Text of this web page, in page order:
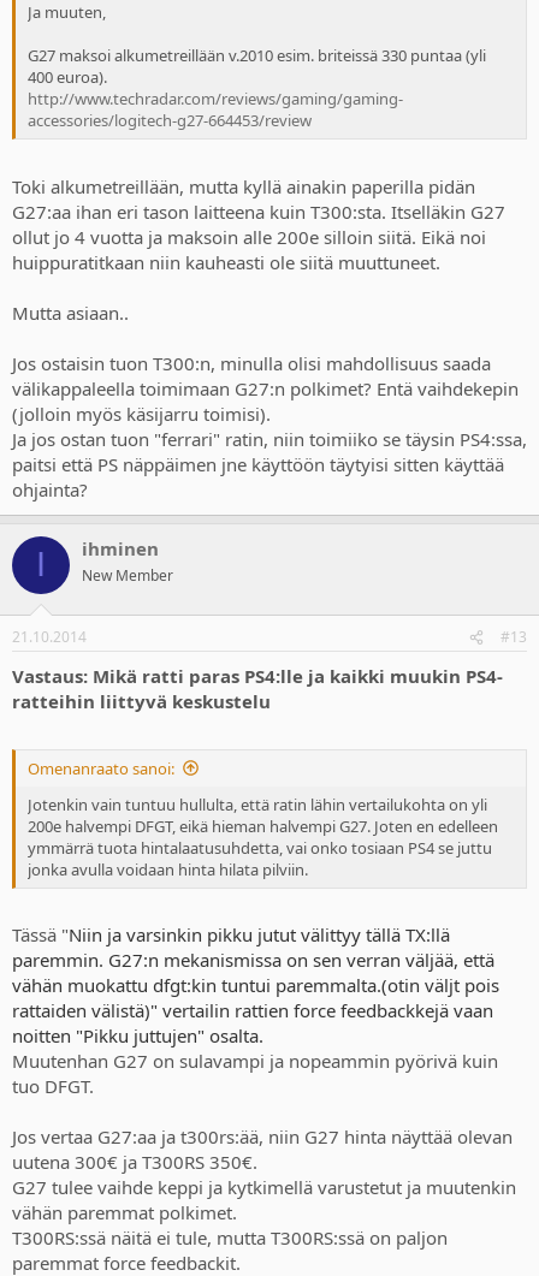
Ja muuten,
G27 maksoi alkumetreillään v.2010 esim. briteissä 330 puntaa (yli
400 euroa).
http://www.techradar.com/reviews/gaming/gaming-
accessories/logitech-g27-664453/review
Toki alkumetreillään, mutta kyllä ainakin paperilla pidän
G27:aa ihan eri tason laitteena kuin T300:sta. Itselläkin G27
ollut jo 4 vuotta ja maksoin alle 200e silloin siitä. Eikä noi
huippuratitkaan niin kauheasti ole siitä muuttuneet.
Mutta asiaan..
Jos ostaisin tuon T300:n, minulla olisi mahdollisuus saada
välikappaleella toimimaan G27:n polkimet? Entä vaihdekepin
(jolloin myös käsijarru toimisi).
Ja jos ostan tuon "ferrari" ratin, niin toimiiko se täysin PS4:ssa,
paitsi että PS näppäimen jne käyttöön täytyisi sitten käyttää
ohjainta?
I ihminen
New Member
21.10.2014 #13
Vastaus: Mikä ratti paras PS4:lle ja kaikki muukin PS4-
ratteihin liittyvä keskustelu
Omenanraato sanoi:
Jotenkin vain tuntuu hullulta, että ratin lähin vertailukohta on yli
200e halvempi DFGT, eikä hieman halvempi G27. Joten en edelleen
ymmärrä tuota hintalaatusuhdetta, vai onko tosiaan PS4 se juttu
jonka avulla voidaan hinta hilata pilviin.
Tässä "Niin ja varsinkin pikku jutut välittyy tällä TX:llä
paremmin. G27:n mekanismissa on sen verran väljää, että
vähän muokattu dfgt:kin tuntui paremmalta.(otin väljt pois
rattaiden välistä)" vertailin rattien force feedbackkejä vaan
noitten "Pikku juttujen" osalta.
Muutenhan G27 on sulavampi ja nopeammin pyörivä kuin
tuo DFGT.
Jos vertaa G27:aa ja t300rs:ää, niin G27 hinta näyttää olevan
uutena 300€ ja T300RS 350€.
G27 tulee vaihde keppi ja kytkimellä varustetut ja muutenkin
vähän paremmat polkimet.
T300RS:ssä näitä ei tule, mutta T300RS:ssä on paljon
paremmat force feedbackit.